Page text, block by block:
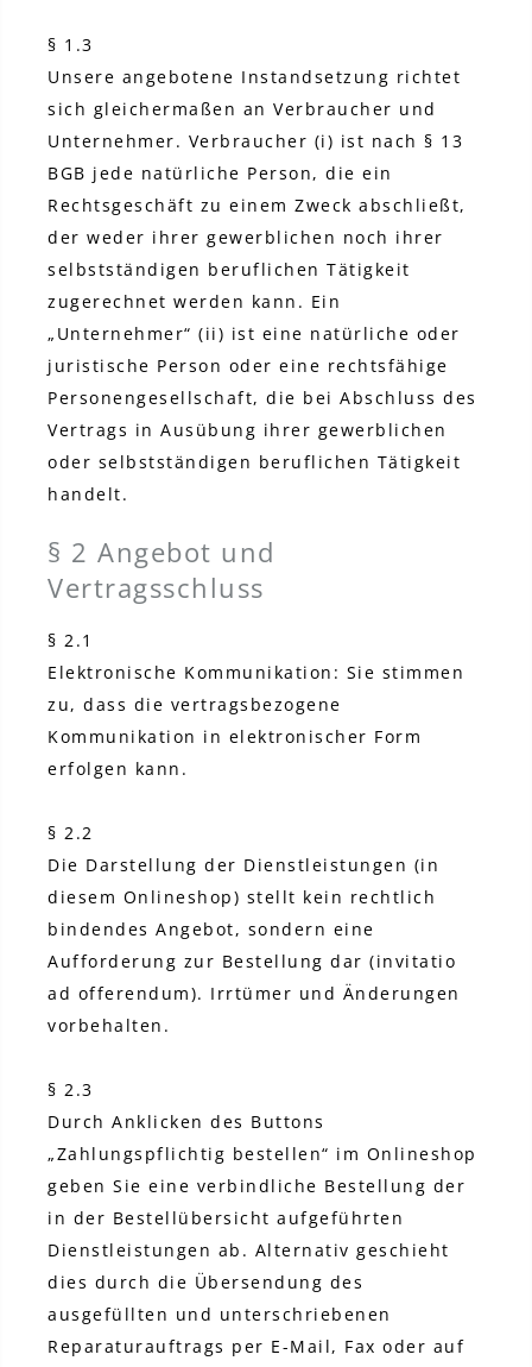
§ 1.3
Unsere angebotene Instandsetzung richtet
sich gleichermaßen an Verbraucher und
Unternehmer. Verbraucher (i) ist nach § 13
BGB jede natürliche Person, die ein
Rechtsgeschäft zu einem Zweck abschließt,
der weder ihrer gewerblichen noch ihrer
selbstständigen beruflichen Tätigkeit
zugerechnet werden kann. Ein
„Unternehmer“ (ii) ist eine natürliche oder
juristische Person oder eine rechtsfähige
Personengesellschaft, die bei Abschluss des
Vertrags in Ausübung ihrer gewerblichen
oder selbstständigen beruflichen Tätigkeit
handelt.
§ 2 Angebot und
Vertragsschluss
§ 2.1
Elektronische Kommunikation: Sie stimmen
zu, dass die vertragsbezogene
Kommunikation in elektronischer Form
erfolgen kann.
§ 2.2
Die Darstellung der Dienstleistungen (in
diesem Onlineshop) stellt kein rechtlich
bindendes Angebot, sondern eine
Aufforderung zur Bestellung dar (invitatio
ad offerendum). Irrtümer und Änderungen
vorbehalten.
§ 2.3
Durch Anklicken des Buttons
„Zahlungspflichtig bestellen“ im Onlineshop
geben Sie eine verbindliche Bestellung der
in der Bestellübersicht aufgeführten
Dienstleistungen ab. Alternativ geschieht
dies durch die Übersendung des
ausgefüllten und unterschriebenen
Reparaturauftrags per E-Mail, Fax oder auf